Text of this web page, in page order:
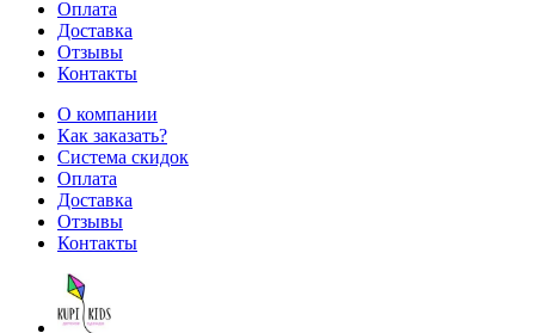
Оплата
Доставка
Отзывы
Контакты
О компании
Как заказать?
Система скидок
Оплата
Доставка
Отзывы
Контакты